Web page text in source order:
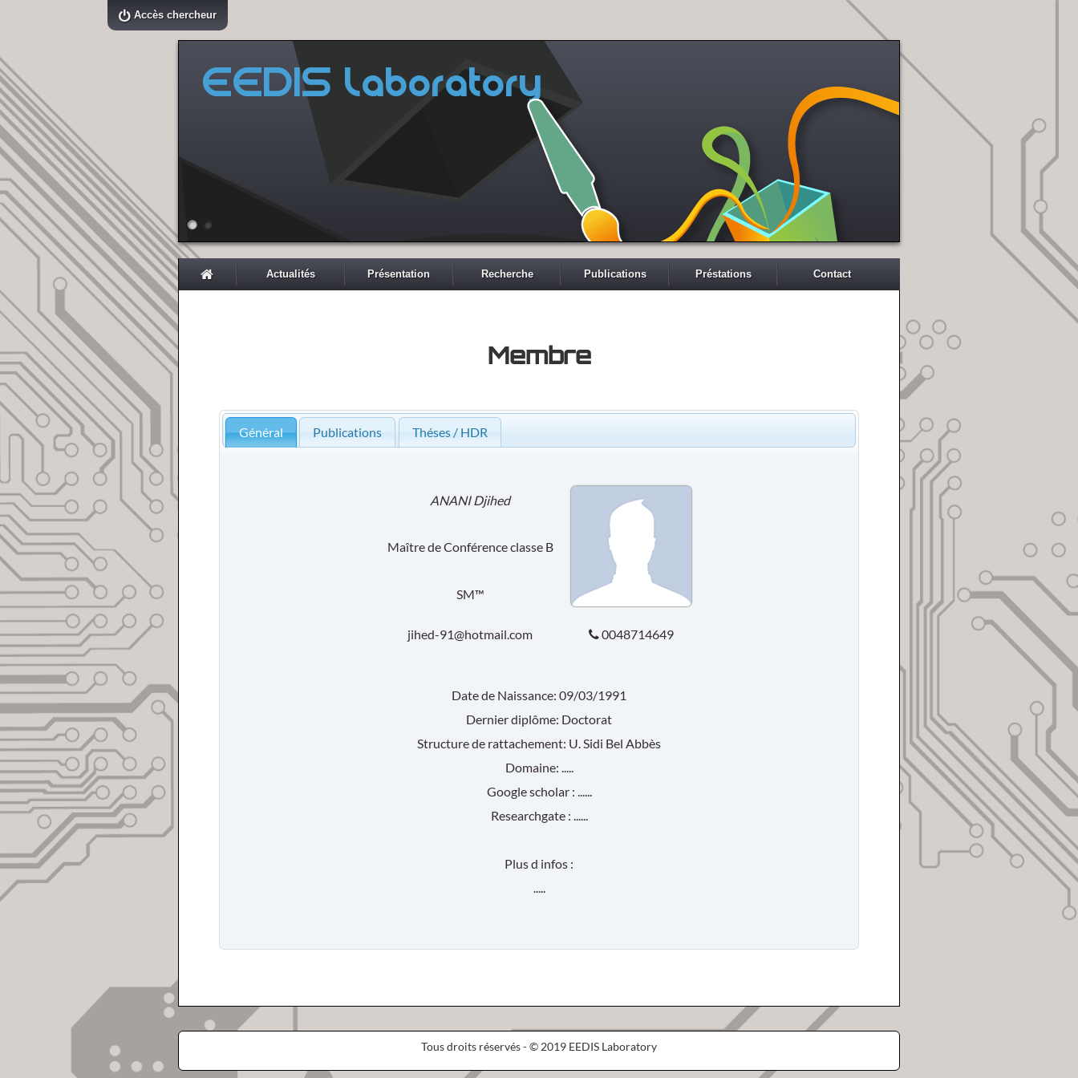
Accès chercheur
EEDIS Laboratory
Actualités Présentation Recherche Publications Préstations Contact
Membre
Général Publications Théses / HDR
ANANI Djihed
Maître de Conférence classe B
SM™
jihed-91@hotmail.com 0048714649
Date de Naissance: 09/03/1991
Dernier diplôme: Doctorat
Structure de rattachement: U. Sidi Bel Abbès
Domaine: .....
Google scholar : ......
Researchgate : ......
Plus d infos :
.....
Tous droits réservés - © 2019 EEDIS Laboratory